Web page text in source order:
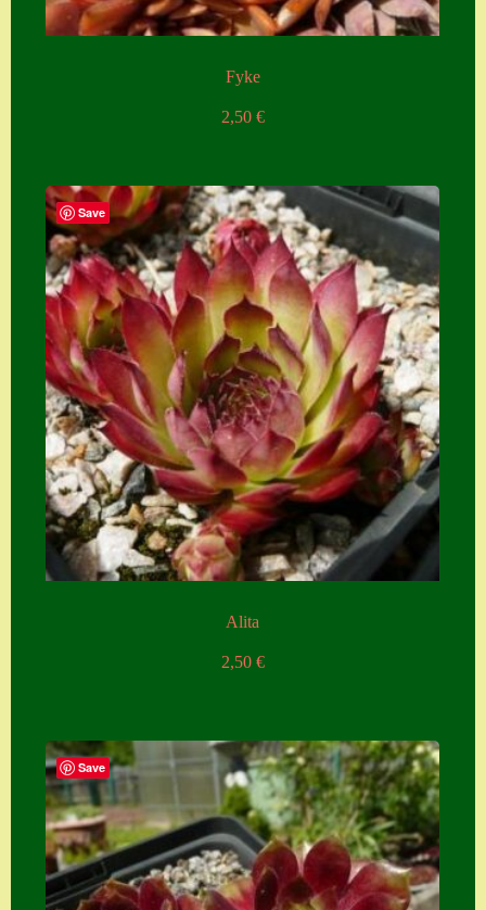
Zubehör
Fyke
2,50 €
Save
Alita
2,50 €
Save